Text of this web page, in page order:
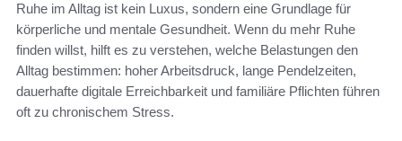
Ruhe im Alltag ist kein Luxus, sondern eine Grundlage für
körperliche und mentale Gesundheit. Wenn du mehr Ruhe
finden willst, hilft es zu verstehen, welche Belastungen den
Alltag bestimmen: hoher Arbeitsdruck, lange Pendelzeiten,
dauerhafte digitale Erreichbarkeit und familiäre Pflichten führen
oft zu chronischem Stress.